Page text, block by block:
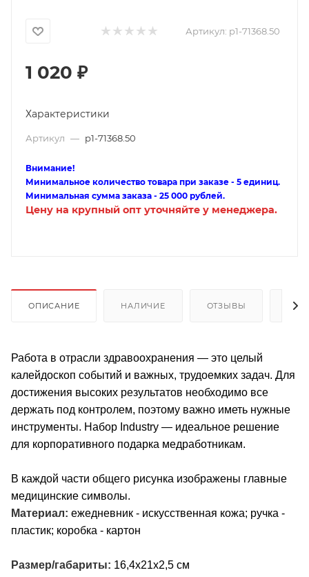
Артикул: p1-71368.50
1 020 ₽
Характеристики
Артикул — p1-71368.50
Внимание!
Минимальное количество товара при заказе - 5 единиц.
Минимальная сумма заказа - 25 000 рублей.
Цену на крупный опт уточняйте у менеджера.
ОПИСАНИЕ НАЛИЧИЕ ОТЗЫВЫ
Работа в отрасли здравоохранения — это целый
калейдоскоп событий и важных, трудоемких задач. Для
достижения высоких результатов необходимо все
держать под контролем, поэтому важно иметь нужные
инструменты. Набор Industry — идеальное решение
для корпоративного подарка медработникам.
В каждой части общего рисунка изображены главные
медицинские символы.
Материал: ежедневник - искусственная кожа; ручка -
пластик; коробка - картон
Размер/габариты: 16,4х21х2,5 см